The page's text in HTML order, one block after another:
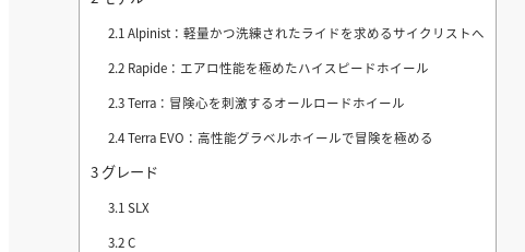
2.1 Alpinist：軽量かつ洗練されたライドを求めるサイクリストへ
2.2 Rapide：エアロ性能を極めたハイスピードホイール
2.3Terra：冒険心を刺激するオールロードホイール
2.4Terra EVO：高性能グラベルホイールで冒険を極める
3 グレード
3.1 SLX
3.2C